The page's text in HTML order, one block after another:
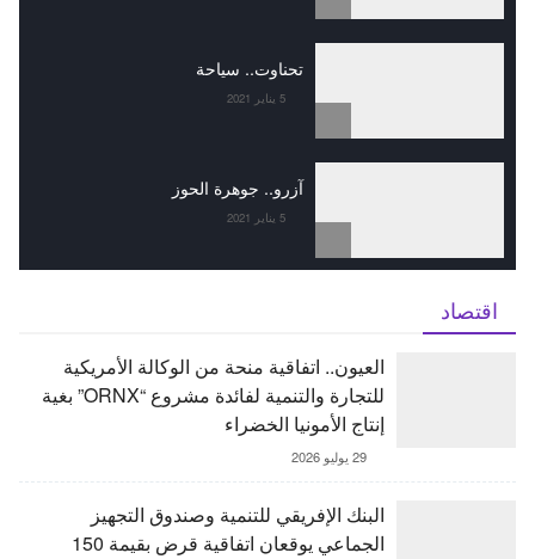
تحناوت.. سياحة
5 يناير 2021
آزرو.. جوهرة الحوز
5 يناير 2021
اقتصاد
العيون.. اتفاقية منحة من الوكالة الأمريكية
للتجارة والتنمية لفائدة مشروع “ORNX” بغية
إنتاج الأمونيا الخضراء
29 يوليو 2026
البنك الإفريقي للتنمية وصندوق التجهيز
الجماعي يوقعان اتفاقية قرض بقيمة 150